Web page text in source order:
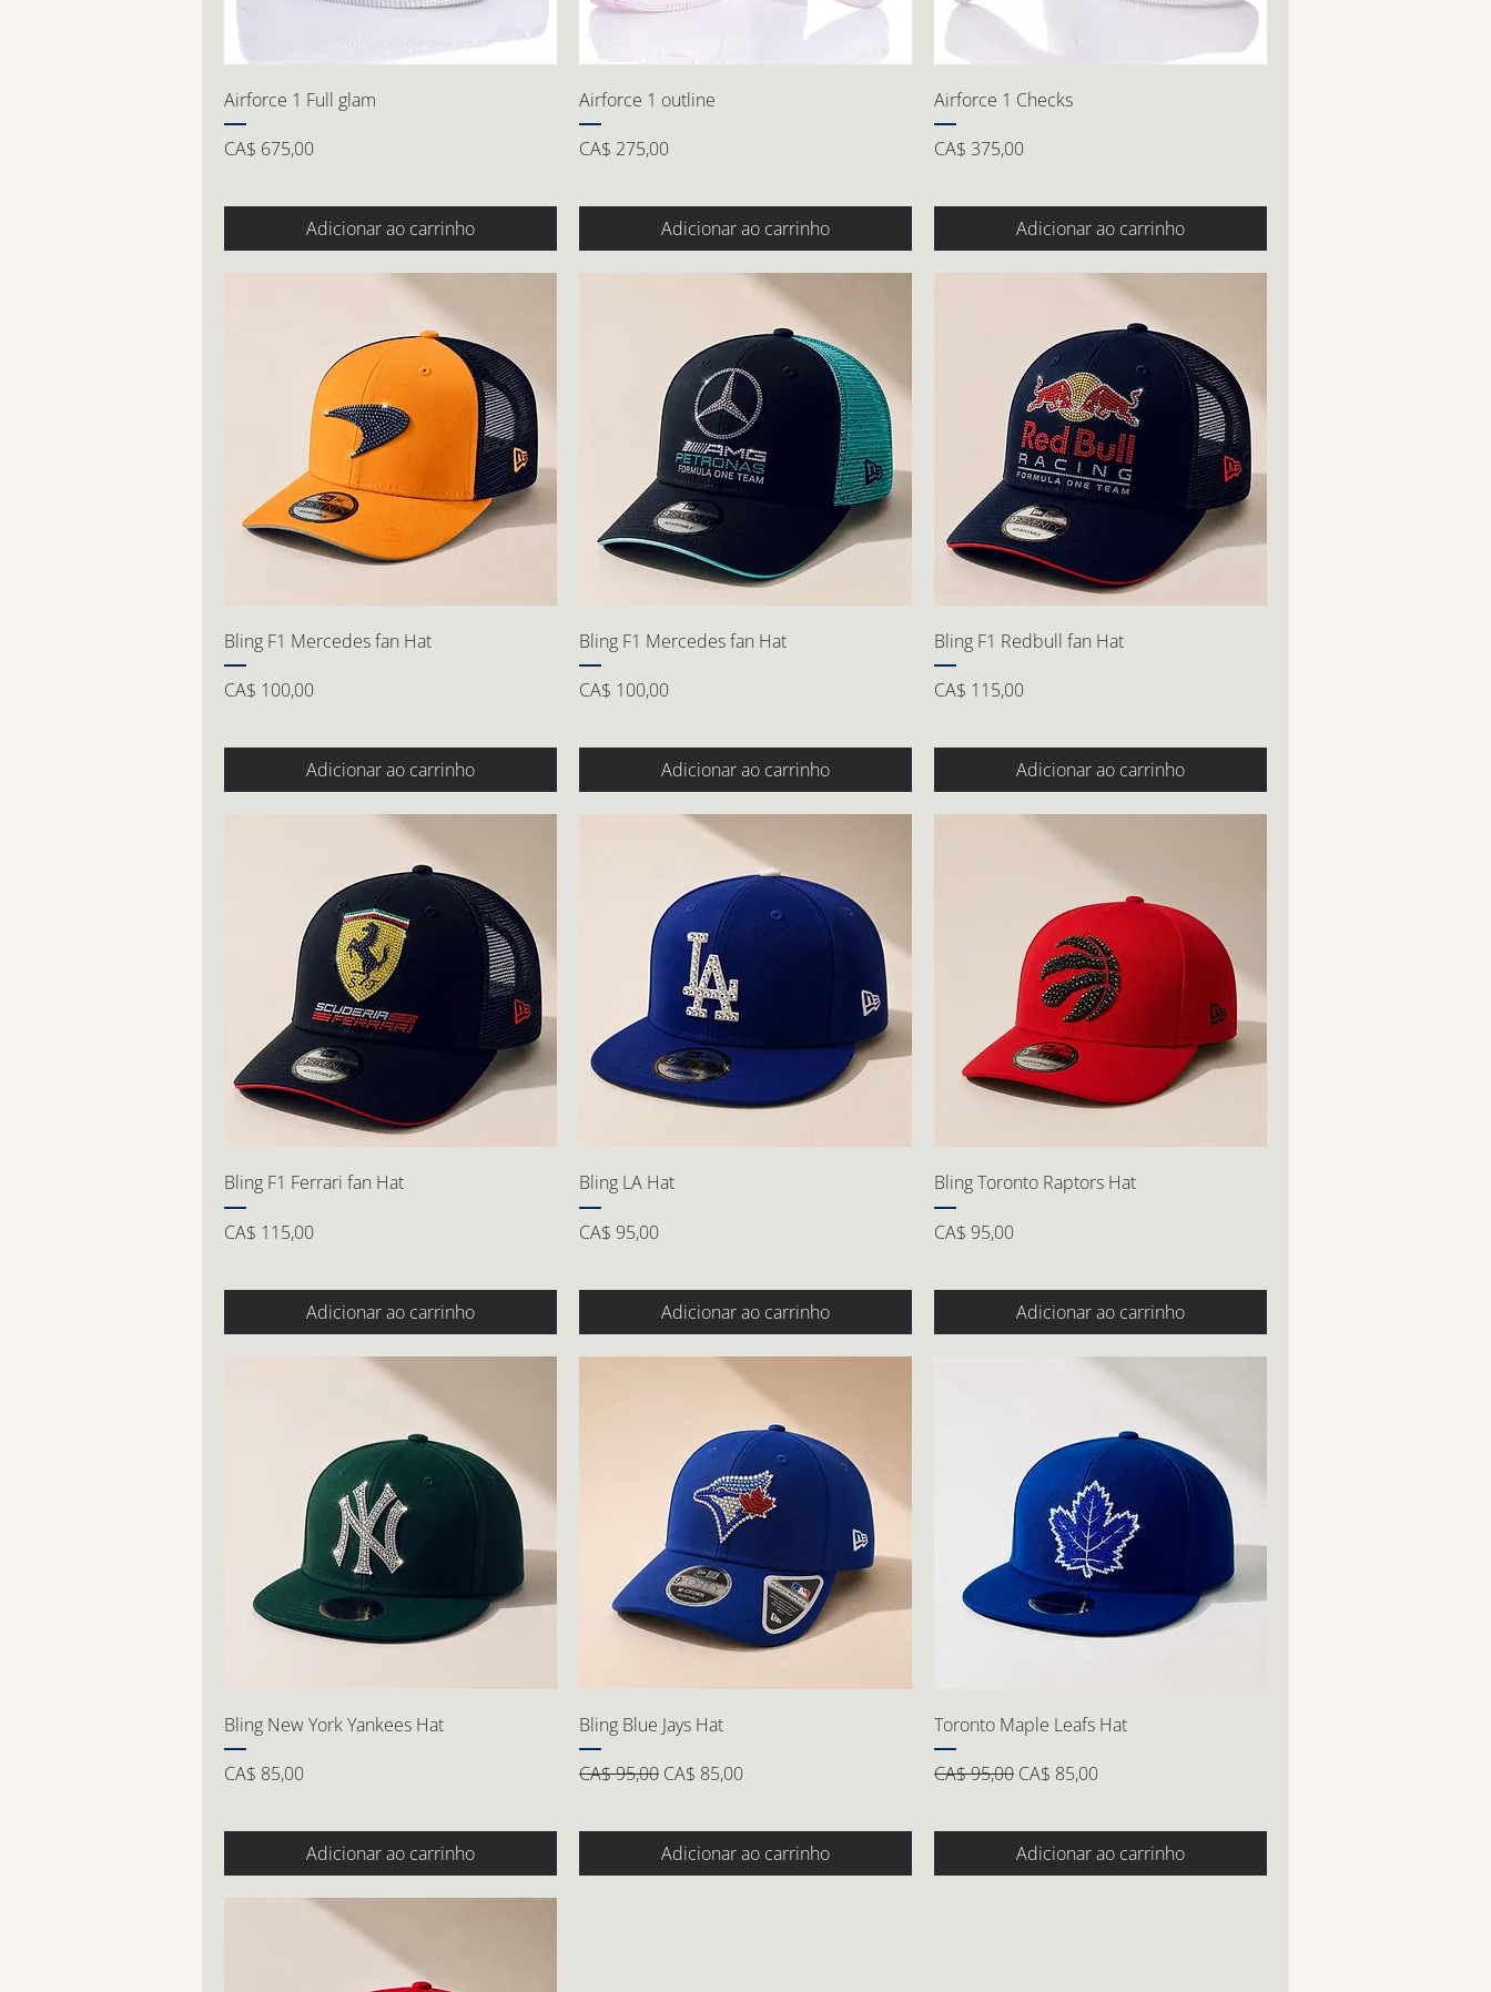
Airforce 1 Full glam
Preço
CA$ 675,00
Adicionar ao carrinho
Airforce 1 outline
Preço
CA$ 275,00
Adicionar ao carrinho
Airforce 1 Checks
Preço
CA$ 375,00
Adicionar ao carrinho
Bling F1 Mercedes fan Hat
Preço
CA$ 100,00
Adicionar ao carrinho
Bling F1 Mercedes fan Hat
Preço
CA$ 100,00
Adicionar ao carrinho
Bling F1 Redbull fan Hat
Preço
CA$ 115,00
Adicionar ao carrinho
Bling F1 Ferrari fan Hat
Preço
CA$ 115,00
Adicionar ao carrinho
Bling LA Hat
Preço
CA$ 95,00
Adicionar ao carrinho
Bling Toronto Raptors Hat
Preço
CA$ 95,00
Adicionar ao carrinho
Bling New York Yankees Hat
Preço
CA$ 85,00
Adicionar ao carrinho
Bling Blue Jays Hat
Preço normal
CA$ 95,00 Preço promocional
CA$ 85,00
Adicionar ao carrinho
Toronto Maple Leafs Hat
Preço normal
CA$ 95,00 Preço promocional
CA$ 85,00
Adicionar ao carrinho